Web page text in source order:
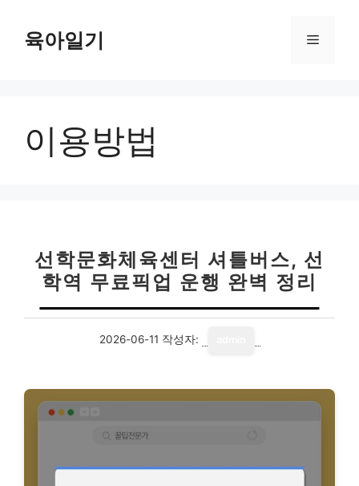
육아일기 메
이용방법
선학문화체육센터 셔틀버스, 선
학역 무료픽업 운행 완벽 정리
2026-06-11 작성자: